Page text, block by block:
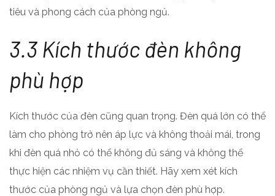
tiêu và phong cách của phòng ngủ.
3.3 Kích thước đèn không
phù hợp
Kích thước của đèn cũng quan trọng. Đèn quá lớn có thể
làm cho phòng trở nên áp lực và không thoải mái, trong
khi đèn quá nhỏ có thể không đủ sáng và không thể
thực hiện các nhiệm vụ cần thiết. Hãy xem xét kích
thước của phòng ngủ và lựa chọn đèn phù hợp.